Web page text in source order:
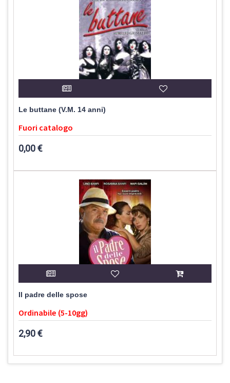
Le buttane (V.M. 14 anni)
Fuori catalogo
0,00 €
Il padre delle spose
Ordinabile (5-10gg)
2,90 €